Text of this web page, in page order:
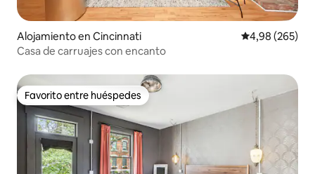
Alojamiento en Cincinnati Calificación
4,98 (265)
Casa de carruajes con encanto
Favorito entre huéspedes
Favorito entre huéspedes